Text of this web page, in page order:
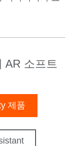
AR 소프트
제품